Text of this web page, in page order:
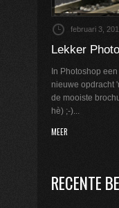
februari 3,
Lekker
In Photoshop
nieuwe opdracht
de mooiste
hè) ;-)...
MEER
RECENTE